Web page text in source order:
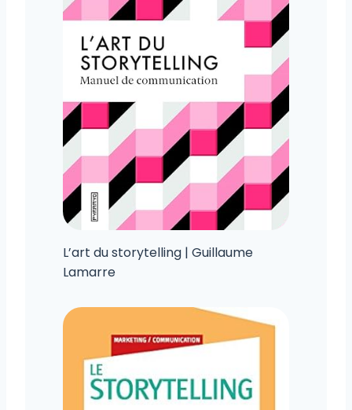
L’art du storytelling | Guillaume
Lamarre